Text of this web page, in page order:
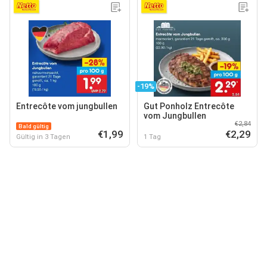
Entrecôte vom jungbullen
Bald gültig
Gültig in 3 Tagen €1,99
-19%
Gut Ponholz Entrecôte
vom Jungbullen
1 Tag
€2,84
€2,29